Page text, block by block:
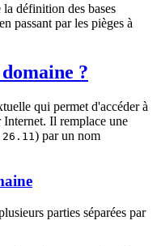
définition des bases
passant par les pièges à
?
qui permet d'accéder à
Internet. Il remplace une
) par un nom
parties séparées par